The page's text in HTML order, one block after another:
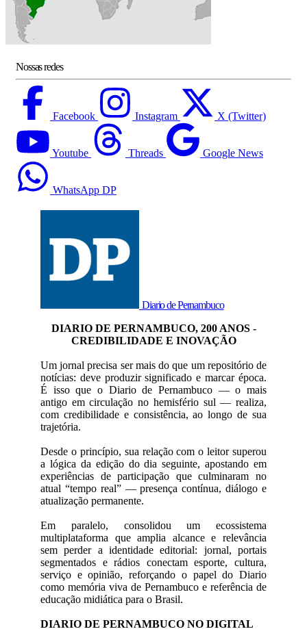
Nossas redes
Facebook Instagram X (Twitter)
Youtube Threads Google News
WhatsApp DP
Diario de Pernambuco
DIARIO DE PERNAMBUCO, 200 ANOS -
CREDIBILIDADE E INOVAÇÃO
Um jornal precisa ser mais do que um repositório de
notícias: deve produzir significado e marcar época.
É isso que o Diario de Pernambuco — o mais
antigo em circulação no hemisfério sul — realiza,
com credibilidade e consistência, ao longo de sua
trajetória.
Desde o princípio, sua relação com o leitor superou
a lógica da edição do dia seguinte, apostando em
experiências de participação que culminaram no
atual “tempo real” — presença contínua, diálogo e
atualização permanente.
Em paralelo, consolidou um ecossistema
multiplataforma que amplia alcance e relevância
sem perder a identidade editorial: jornal, portais
segmentados e rádios conectam esporte, cultura,
serviço e opinião, reforçando o papel do Diario
como memória viva de Pernambuco e referência de
educação midiática para o Brasil.
DIARIO DE PERNAMBUCO NO DIGITAL